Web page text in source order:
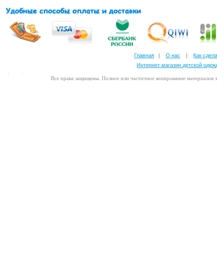
Главная | О нас | Как
Интернет магазин детской
Все права защищены. Полное или частичное копирование материалов